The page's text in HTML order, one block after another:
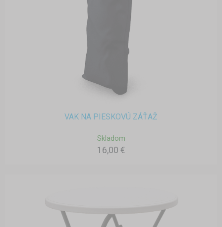
VAK NA PIESKOVÚ ZÁŤAŽ
Skladom
16,00 €